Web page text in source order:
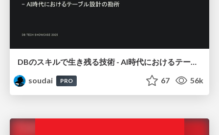
DBのスキルで生き残る技術 - AI時代におけるテーブル設計の勘所
soudai
PRO 67 56k